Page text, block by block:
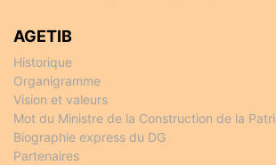
AGETIB
Historique
Organigramme
Vision et valeurs
Mot du Ministre de la Construction de la
Biographie express du DG
Partenaires